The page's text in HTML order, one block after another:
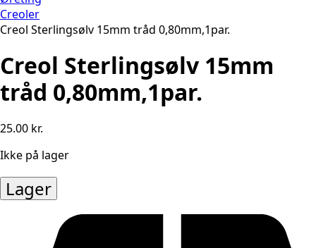
Creoler
Creol Sterlingsølv 15mm tråd 0,80mm,1par.
Creol Sterlingsølv 15mm
tråd 0,80mm,1par.
25.00 kr.
Ikke på lager
Lager